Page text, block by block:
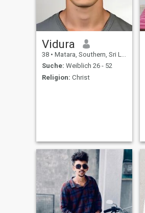
Vidura
38 • Matara, Southern, Sri Lanka
Suche: Weiblich 26 - 52
Religion: Christ